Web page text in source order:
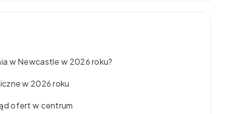
w Newcastle w 2026 roku?
w 2026 roku
ofert w centrum